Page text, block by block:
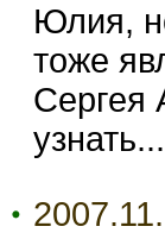
Юлия,
тоже
Сергея
узнать...